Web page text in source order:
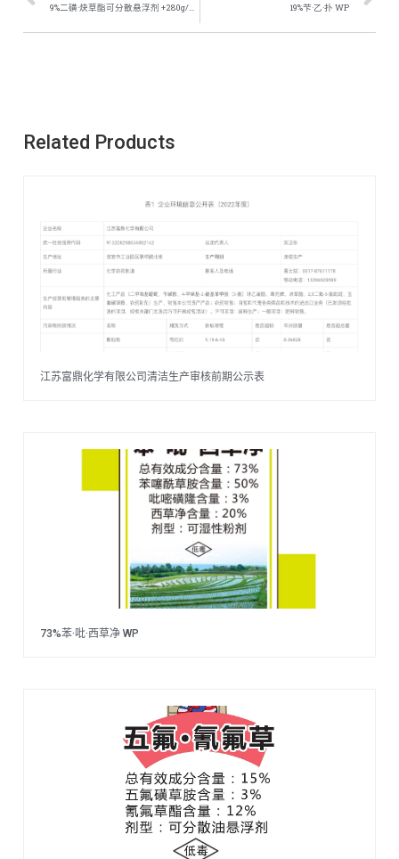
9%二磺·炔草酯可分散悬浮剂 +280g/L 烷基乙基磺酸盐 19%芐·乙·扑 WP
Related Products
江苏富鼎化学有限公司清洁生产审核前期公示表
73%苯·吡·西草净 WP